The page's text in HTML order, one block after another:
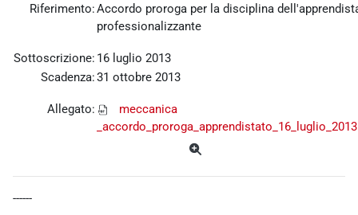
Riferimento:Accordo proroga per la disciplina
professionalizzante
Sottoscrizione: 16 luglio 2013
Scadenza:31 ottobre 2013
Allegato:
meccanica
------